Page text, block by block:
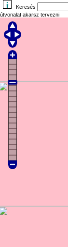
Keresés
útvonalat akarsz tervezni